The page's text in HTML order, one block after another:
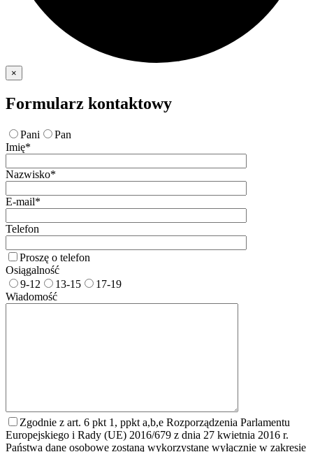
×
Formularz kontaktowy
Pani
Pan
Imię*
Nazwisko*
E-mail*
Telefon
Proszę o telefon
Osiągalność
9-12
13-15
17-19
Wiadomość
Zgodnie z art. 6 pkt 1, ppkt a,b,e Rozporządzenia Parlamentu
Europejskiego i Rady (UE) 2016/679 z dnia 27 kwietnia 2016 r.
Państwa dane osobowe zostaną wykorzystane wyłącznie w zakresie